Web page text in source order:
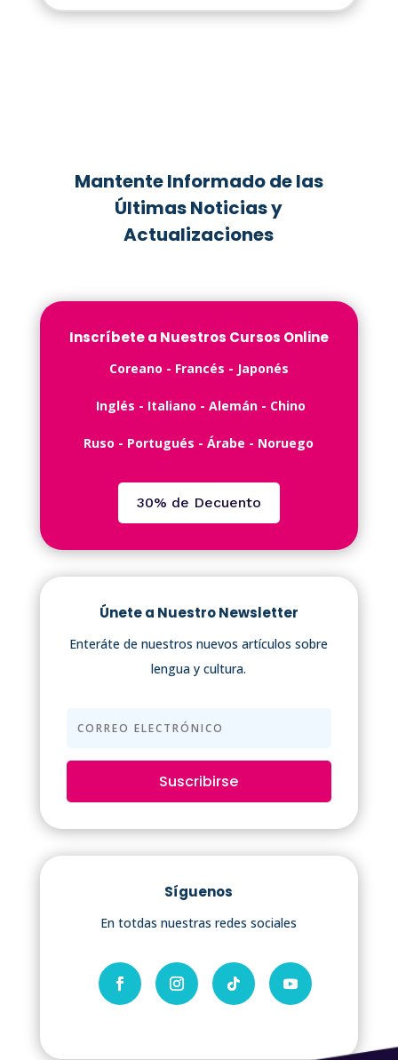
Mantente Informado de las
Últimas Noticias y
Actualizaciones
Inscríbete a Nuestros Cursos Online
C️oreano - ️Francés -️ Japonés
Inglés -️ Italiano - Alemán - Chino
Ruso - Portugués - Árabe - Noruego
30% de Decuento
Únete a Nuestro Newsletter
Enteráte de nuestros nuevos artículos sobre
lengua y cultura.
Suscribirse
Síguenos
En totdas nuestras redes sociales